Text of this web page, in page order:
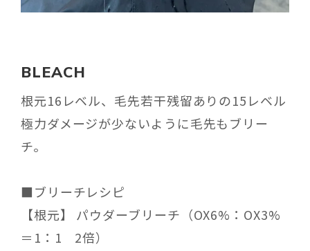
BLEACH
根元16レベル、毛先若干残留ありの15レベル
極力ダメージが少ないように毛先もブリー
チ。
■ブリーチレシピ
【根元】 パウダーブリーチ（OX6%：OX3%
＝1：1 2倍）